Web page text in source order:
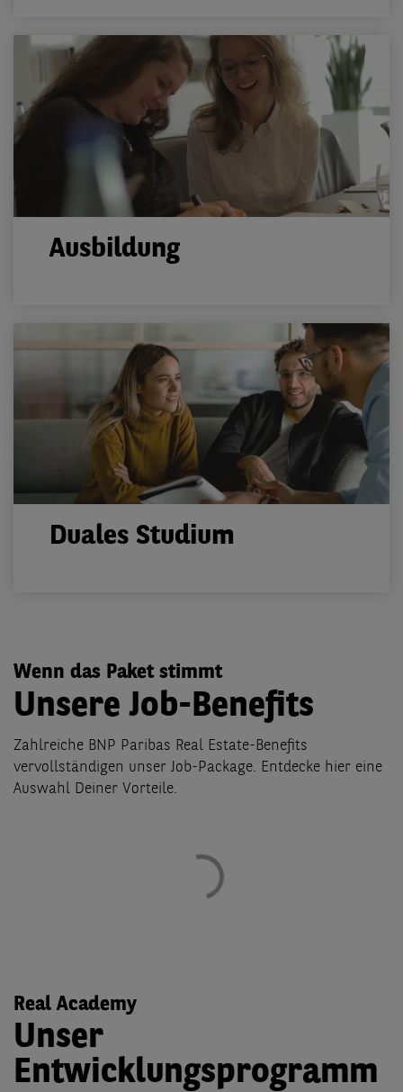
Ausbildung
Duales Studium
Wenn das Paket stimmt
Unsere Job-Benefits
Zahlreiche BNP Paribas Real Estate-Benefits
vervollständigen unser Job-Package. Entdecke hier eine
Auswahl Deiner Vorteile.
Real Academy
Unser
Entwicklungsprogramm